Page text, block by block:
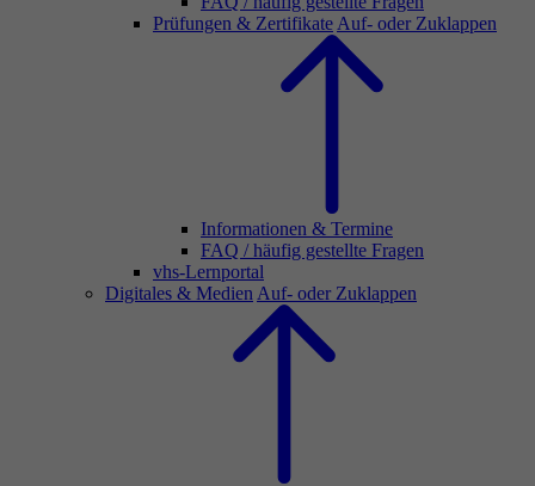
Prüfungen & Zertifikate Auf- oder Zuklappen
Informationen & Termine
FAQ / häufig gestellte Fragen
vhs-Lernportal
Digitales & Medien Auf- oder Zuklappen